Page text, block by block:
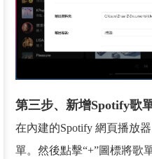
第三步、新增Spotify歌
在內建的Spotify 網頁播放
單。然後點擊“+”圖標將歌